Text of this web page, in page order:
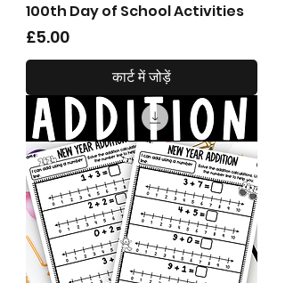
100th Day of School Activities
मूल्य
£5.00
कार्ट में जोड़ें